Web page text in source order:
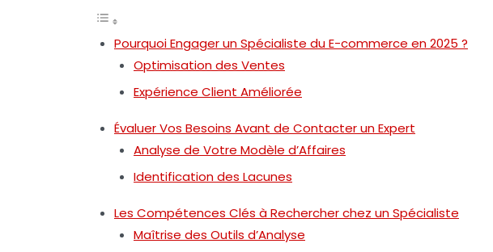
Pourquoi Engager un Spécialiste du E-commerce en 2025 ?
Optimisation des Ventes
Expérience Client Améliorée
Évaluer Vos Besoins Avant de Contacter un Expert
Analyse de Votre Modèle d’Affaires
Identification des Lacunes
Les Compétences Clés à Rechercher chez un Spécialiste
Maîtrise des Outils d’Analyse